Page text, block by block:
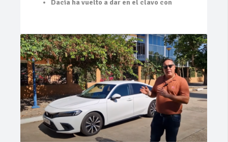
Dacia ha vuelto a dar en el clavo con